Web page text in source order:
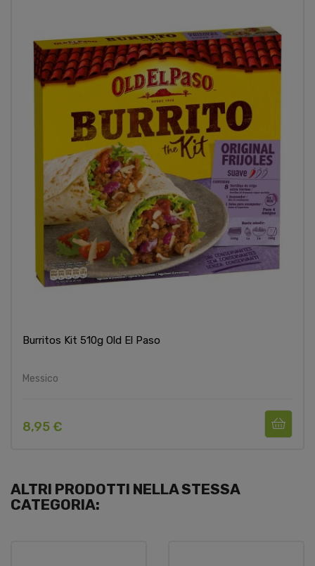
Burritos Kit 510g Old El Paso
Messico
8,95 €
ALTRI PRODOTTI NELLA STESSA
CATEGORIA: